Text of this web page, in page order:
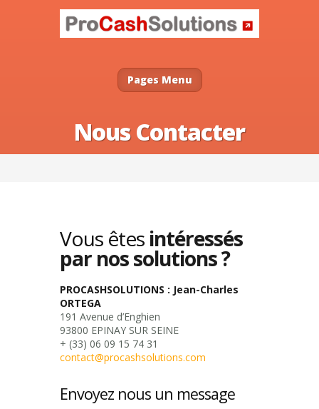
Pages Menu
Nous Contacter
Vous êtes intéressés
par nos solutions ?
PROCASHSOLUTIONS : Jean-Charles
ORTEGA
191 Avenue d’Enghien
93800 EPINAY SUR SEINE
+ (33) 06 09 15 74 31
contact@procashsolutions.com
Envoyez nous un message